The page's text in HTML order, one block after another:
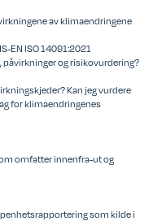
av klimaendringene
EN ISO 14091:2021
og risikovurdering?
Kan jeg vurdere
for klimaendringenes
omfatter innenfra-ut og
som kilde i